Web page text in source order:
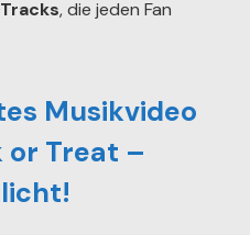
, die jeden Fan
Musikvideo
or Treat –